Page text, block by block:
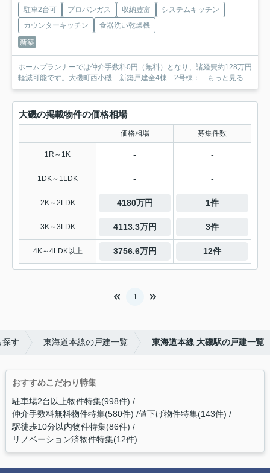
駐車2台可 プロパンガス 収納豊富
システムキッチン
カウンターキッチン
食器洗い乾燥機
新築
ホームプランナーでは仲介手数料0円（無料）となり、諸経費約128万円
軽減可能です。大磯町西小磯 新築戸建全4棟 2号棟：... もっと見る
大磯の掲載物件の価格相場
価格相場 募集件数
1R～1K - -
1DK～1LDK - -
2K～2LDK 4180万円 1件
3K～3LDK 4113.3万円 3件
4K～4LDK以上 3756.6万円 12件
1
探す 東海道本線の戸建一覧 東海道本線 大磯駅の戸建一覧
おすすめこだわり特集
駐車場2台以上物件特集(998件)
仲介手数料無料物件特集(580件) 値下げ物件特集(143件)
駅徒歩10分以内物件特集(86件)
リノベーション済物件特集(12件)